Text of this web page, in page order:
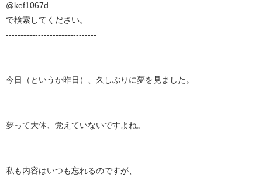
@kef1067d
で検索してください。
-------------------------------
今日（というか昨日）、久しぶりに夢を見ました。
夢って大体、覚えていないですよね。
私も内容はいつも忘れるのですが、